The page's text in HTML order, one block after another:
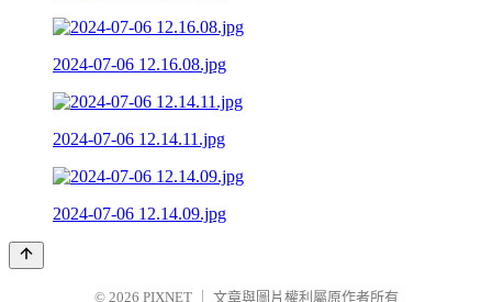
2024-07-06 12.16.08.jpg
2024-07-06 12.14.11.jpg
2024-07-06 12.14.09.jpg
© 2026 PIXNET 文章與圖片權利屬原作者所有